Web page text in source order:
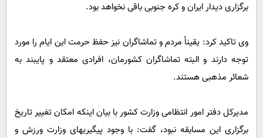
برگزاری دیدار ایران و کره جنوبی باقی نخواهد بود.
وی تاکید کرد: یقیناً مردم و تماشاگران نیز حفظ حرمت این ایام را مورد
توجه دارند و البته تماشاگران کشورمان، افرادی معتقد و پایبند به
شعائر مذهبی هستند.
مدیرکل دفتر امور انتظامی وزارت کشور با بیان اینکه امکان تغییر تاریخ
برگزاری این مسابقه نبود، گفت: با وجود پیگیریهای وزارت ورزش و